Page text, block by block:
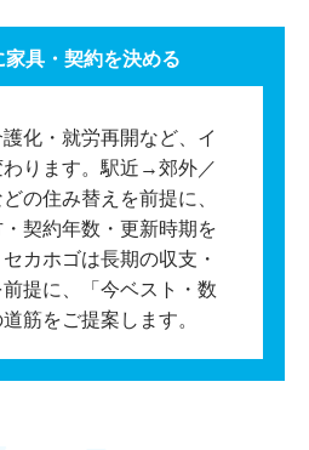
具・契約を決める
化・就労再開など、イ
ります。駅近→郊外／
の住み替えを前提に、
契約年数・更新時期を
カホゴは長期の収支・
提に、「今ベスト・数
筋をご提案します。